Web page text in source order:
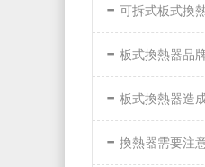
- 可拆式板式換熱器
- 板式換熱器品
- 板式換熱器造
- 換熱器需要注